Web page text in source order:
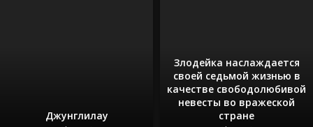
Джунглилау
Злодейка наслаждается
своей седьмой жизнью в
качестве свободолюбивой
невесты во вражеской
стране